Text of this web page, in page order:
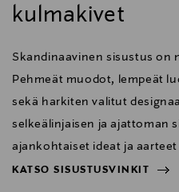
Istuin
Polyuretaanilla valettu
Verhoiltu kankaalla
Mekanismi
Painoherkkä
kulmakivet
Skandinaavinen sisustus on
Pehmeät muodot, lempeät
sekä harkiten valitut
selkeälinjaisen ja ajattoman
ajankohtaiset ideat ja
KATSO SISUSTUSVINKIT